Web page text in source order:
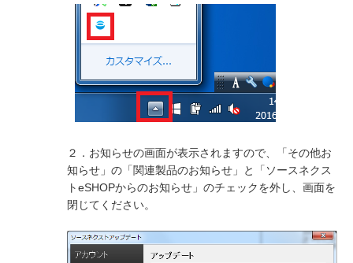
２．お知らせの画面が表示されますので、「その他お
知らせ」の「関連製品のお知らせ」と「ソースネクス
トeSHOPからのお知らせ」のチェックを外し、画面を
閉じてください。